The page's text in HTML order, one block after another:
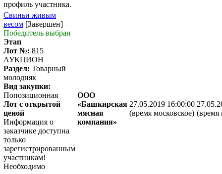
профиль участника.
Свиньи живым
весом [Завершен]
Победитель выбран
Этап
Лот №: 815
АУКЦИОН
Раздел: Товарный
молодняк
Вид закупки:
Попозиционная
Лот с открытой
ценой
Информация о
заказчике доступна
только
зарегистрированным
участникам!
Необходимо
ООО
«Башкирская
мясная
компания»
27.05.2019 16:00:00
(время московское) (время